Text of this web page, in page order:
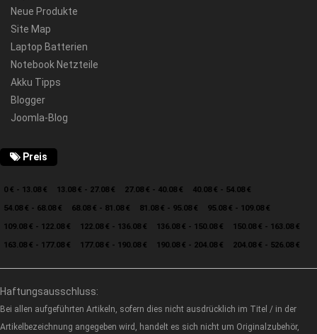
Neue Produkte
Site Map
Laptop Batterien
Notebook Netzteile
Akku Tipps
Blogger
Joomla-Blog
Preis
0 € - 13.08 € 13.08 € - 27.08 € 27.08 € - 40.08 €
40.08 € - 54.08 €
54.08 € - 68.08 €
68.08 € - 81.08 € 81.08 € - 95.08 €
95.08 € - 109.08 €
109.08 € - 122.08 €
122.08 € - 136.08 € 136.08 € - 150.08 €
150.08 € - 163.08 €
163.08 € - 177.08 €
177.08 € - 190.08 € 190.08 € - 204.08 € 204.08 € - 526.08 €
Haftungsausschluss:
Bei allen aufgeführten Artikeln, sofern dies nicht ausdrücklich im Titel / in der
Artikelbezeichnung angegeben wird, handelt es sich nicht um Originalzubehör,